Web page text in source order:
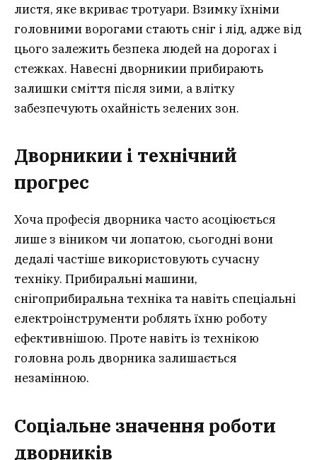
листя, яке вкриває тротуари. Взимку їхніми
головними ворогами стають сніг і лід, адже від
цього залежить безпека людей на дорогах і
стежках. Навесні дворникии прибирають
залишки сміття після зими, а влітку
забезпечують охайність зелених зон.
Дворникии і технічний
прогрес
Хоча професія дворника часто асоціюється
лише з віником чи лопатою, сьогодні вони
дедалі частіше використовують сучасну
техніку. Прибиральні машини,
снігоприбиральна техніка та навіть спеціальні
електроінструменти роблять їхню роботу
ефективнішою. Проте навіть із технікою
головна роль дворника залишається
незамінною.
Соціальне значення роботи
дворників